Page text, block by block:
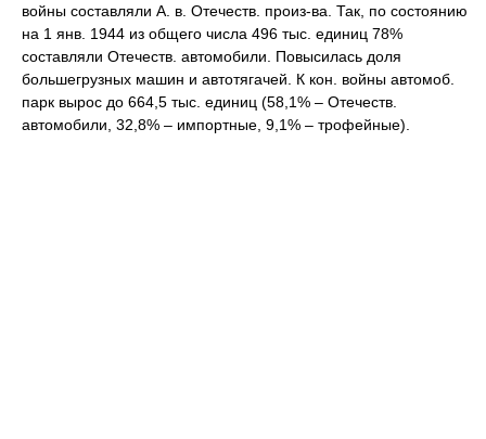
войны составляли А. в. Отечеств. произ-ва. Так, по состоянию
на 1 янв. 1944 из общего числа 496 тыс. единиц 78%
составляли Отечеств. автомобили. Повысилась доля
большегрузных машин и автотягачей. К кон. войны автомоб.
парк вырос до 664,5 тыс. единиц (58,1% – Отечеств.
автомобили, 32,8% – импортные, 9,1% – трофейные).